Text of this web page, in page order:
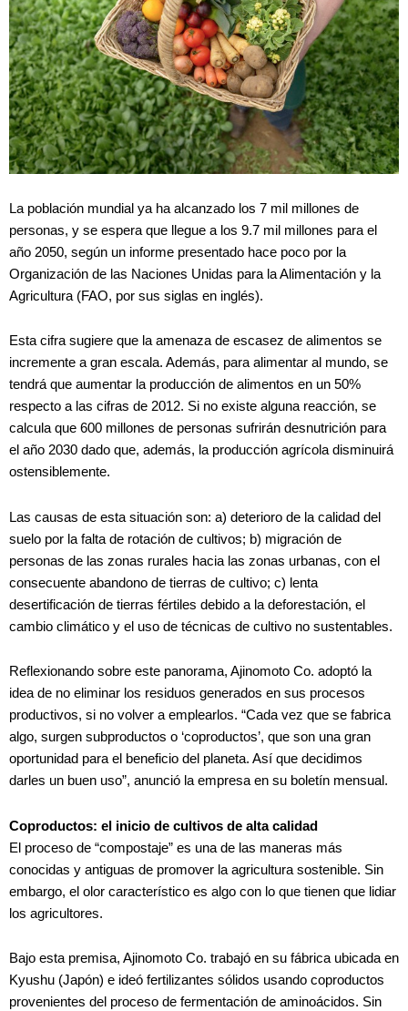
La población mundial ya ha alcanzado los 7 mil millones de
personas, y se espera que llegue a los 9.7 mil millones para el
año 2050, según un informe presentado hace poco por la
Organización de las Naciones Unidas para la Alimentación y la
Agricultura (FAO, por sus siglas en inglés).
Esta cifra sugiere que la amenaza de escasez de alimentos se
incremente a gran escala. Además, para alimentar al mundo, se
tendrá que aumentar la producción de alimentos en un 50%
respecto a las cifras de 2012. Si no existe alguna reacción, se
calcula que 600 millones de personas sufrirán desnutrición para
el año 2030 dado que, además, la producción agrícola disminuirá
ostensiblemente.
Las causas de esta situación son: a) deterioro de la calidad del
suelo por la falta de rotación de cultivos; b) migración de
personas de las zonas rurales hacia las zonas urbanas, con el
consecuente abandono de tierras de cultivo; c) lenta
desertificación de tierras fértiles debido a la deforestación, el
cambio climático y el uso de técnicas de cultivo no sustentables.
Reflexionando sobre este panorama, Ajinomoto Co. adoptó la
idea de no eliminar los residuos generados en sus procesos
productivos, si no volver a emplearlos. “Cada vez que se fabrica
algo, surgen subproductos o ‘coproductos’, que son una gran
oportunidad para el beneficio del planeta. Así que decidimos
darles un buen uso”, anunció la empresa en su boletín mensual.
Coproductos: el inicio de cultivos de alta calidad
El proceso de “compostaje” es una de las maneras más
conocidas y antiguas de promover la agricultura sostenible. Sin
embargo, el olor característico es algo con lo que tienen que lidiar
los agricultores.
Bajo esta premisa, Ajinomoto Co. trabajó en su fábrica ubicada en
Kyushu (Japón) e ideó fertilizantes sólidos usando coproductos
provenientes del proceso de fermentación de aminoácidos. Sin